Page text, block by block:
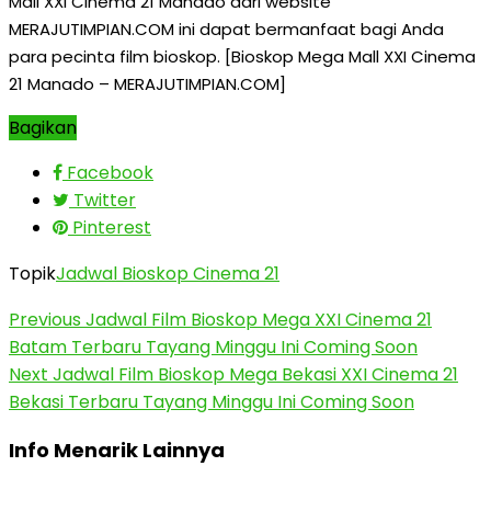
MERAJUTIMPIAN.COM ini dapat bermanfaat bagi Anda
para pecinta film bioskop. [Bioskop Mega Mall XXI Cinema
21 Manado – MERAJUTIMPIAN.COM]
Bagikan
Facebook
Twitter
Pinterest
TopikJadwal Bioskop Cinema 21
PreviousJadwal Film Bioskop Mega XXI Cinema 21
Batam Terbaru Tayang Minggu Ini Coming Soon
Next Jadwal Film Bioskop Mega Bekasi XXI Cinema 21
Bekasi Terbaru Tayang Minggu Ini Coming Soon
Info Menarik Lainnya